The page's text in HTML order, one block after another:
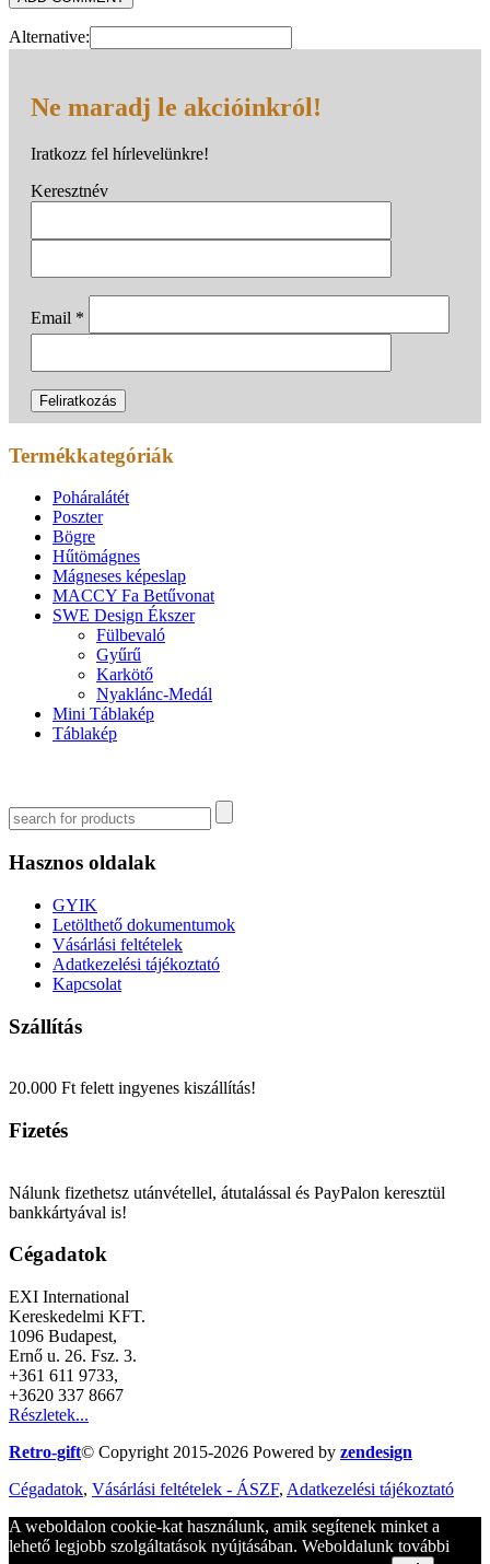
Alternative:
Ne maradj le akcióinkról!
Iratkozz fel hírlevelünkre!
Keresztnév
Email *
Termékkategóriák
Poháralátét
Poszter
Bögre
Hűtömágnes
Mágneses képeslap
MACCY Fa Betűvonat
SWE Design Ékszer
Fülbevaló
Gyűrű
Karkötő
Nyaklánc-Medál
Mini Táblakép
Táblakép
Hasznos oldalak
GYIK
Letölthető dokumentumok
Vásárlási feltételek
Adatkezelési tájékoztató
Kapcsolat
Szállítás
20.000 Ft felett ingyenes kiszállítás!
Fizetés
Nálunk fizethetsz utánvétellel, átutalással és PayPalon keresztül
bankkártyával is!
Cégadatok
EXI International
Kereskedelmi KFT.
1096 Budapest,
Ernő u. 26. Fsz. 3.
+361 611 9733,
+3620 337 8667
Részletek...
Retro-gift© Copyright 2015-2026 Powered by zendesign
Cégadatok, Vásárlási feltételek - ÁSZF, Adatkezelési tájékoztató
A weboldalon cookie-kat használunk, amik segítenek minket a
lehető legjobb szolgáltatások nyújtásában. Weboldalunk további